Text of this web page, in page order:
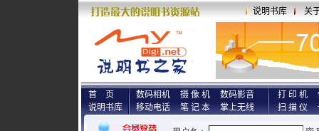
说明书库 关
首 页
说明书库
数码相机 摄 像 机
数码影音
移动电话
笔 记 本 掌上无线
打 印 机
扫 描 仪